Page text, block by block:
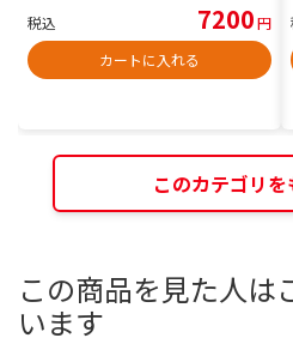
税込 7200円
カートに入れる
このカテゴリ
この商品を見た人は
います